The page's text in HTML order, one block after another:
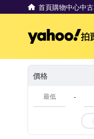
首頁購物中心中
價格
-